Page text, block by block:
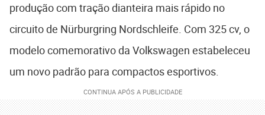
produção com tração dianteira mais rápido no
circuito de Nürburgring Nordschleife. Com 325 cv, o
modelo comemorativo da Volkswagen estabeleceu
um novo padrão para compactos esportivos.